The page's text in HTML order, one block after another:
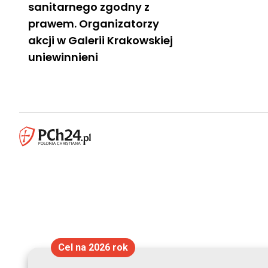
sanitarnego zgodny z
prawem. Organizatorzy
akcji w Galerii Krakowskiej
uniewinnieni
Cel na 2026 rok